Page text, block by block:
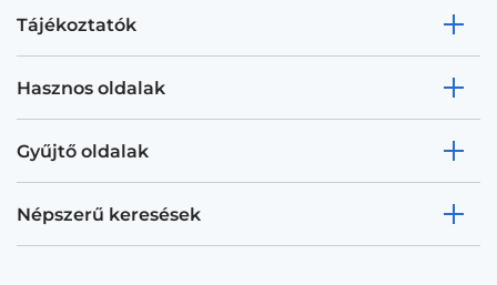
Tájékoztatók
Hasznos oldalak
Gyűjtő oldalak
Népszerű keresések